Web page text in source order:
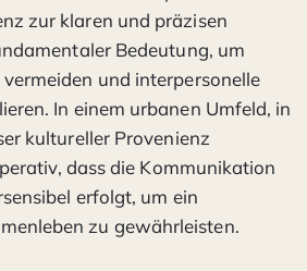
zur klaren und präzisen
Bedeutung, um
und interpersonelle
In einem urbanen Umfeld, in
kultureller Provenienz
dass die Kommunikation
erfolgt, um ein
zu gewährleisten.